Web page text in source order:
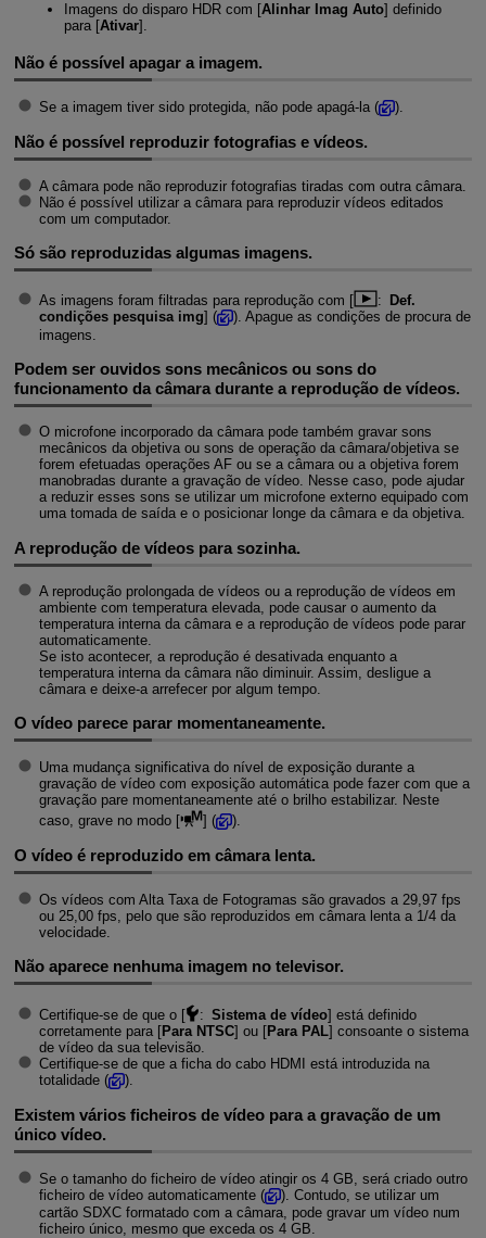
Imagens do disparo HDR com [Alinhar Imag Auto] definido
para [Ativar].
Não é possível apagar a imagem.
Se a imagem tiver sido protegida, não pode apagá-la ( ).
Não é possível reproduzir fotografias e vídeos.
A câmara pode não reproduzir fotografias tiradas com outra câmara.
Não é possível utilizar a câmara para reproduzir vídeos editados
com um computador.
Só são reproduzidas algumas imagens.
As imagens foram filtradas para reprodução com [ :
Def.
condições pesquisa img] (
). Apague as condições de procura de
imagens.
Podem ser ouvidos sons mecânicos ou sons do
funcionamento da câmara durante a reprodução de vídeos.
O microfone incorporado da câmara pode também gravar sons
mecânicos da objetiva ou sons de operação da câmara/objetiva se
forem efetuadas operações AF ou se a câmara ou a objetiva forem
manobradas durante a gravação de vídeo. Nesse caso, pode ajudar
a reduzir esses sons se utilizar um microfone externo equipado com
uma tomada de saída e o posicionar longe da câmara e da objetiva.
A reprodução de vídeos para sozinha.
A reprodução prolongada de vídeos ou a reprodução de vídeos em
ambiente com temperatura elevada, pode causar o aumento da
temperatura interna da câmara e a reprodução de vídeos pode parar
automaticamente.
Se isto acontecer, a reprodução é desativada enquanto a
temperatura interna da câmara não diminuir. Assim, desligue a
câmara e deixe-a arrefecer por algum tempo.
O vídeo parece parar momentaneamente.
Uma mudança significativa do nível de exposição durante a
gravação de vídeo com exposição automática pode fazer com que a
gravação pare momentaneamente até o brilho estabilizar. Neste
caso, grave no modo [
] ( ).
O vídeo é reproduzido em câmara lenta.
Os vídeos com Alta Taxa de Fotogramas são gravados a 29,97 fps
ou 25,00 fps, pelo que são reproduzidos em câmara lenta a 1/4 da
velocidade.
Não aparece nenhuma imagem no televisor.
Certifique-se de que o [ : Sistema de vídeo] está definido
corretamente para [Para NTSC] ou [Para PAL] consoante o sistema
de vídeo da sua televisão.
Certifique-se de que a ficha do cabo HDMI está introduzida na
totalidade (
).
Existem vários ficheiros de vídeo para a gravação de um
único vídeo.
Se o tamanho do ficheiro de vídeo atingir os 4 GB, será criado outro
ficheiro de vídeo automaticamente (
). Contudo, se utilizar um
cartão SDXC formatado com a câmara, pode gravar um vídeo num
ficheiro único, mesmo que exceda os 4 GB.